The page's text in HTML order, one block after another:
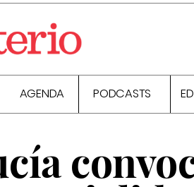
AGENDA PODCASTS